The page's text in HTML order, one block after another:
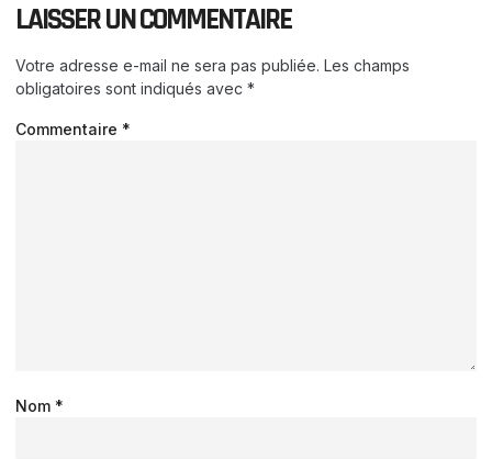
LAISSER UN COMMENTAIRE
Votre adresse e-mail ne sera pas publiée. Les champs
obligatoires sont indiqués avec *
Commentaire *
Nom *